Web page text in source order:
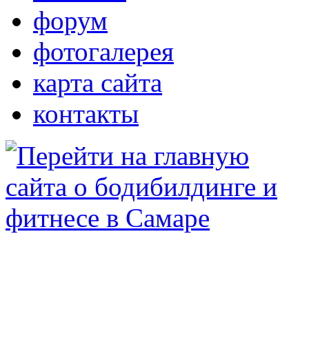
форум
фотогалерея
карта сайта
контакты